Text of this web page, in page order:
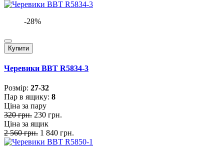
-28%
Купити
Черевики BBT R5834-3
Розмiр: 27-32
Пар в ящику: 8
Ціна за пару
320 грн. 230 грн.
Ціна за ящик
2 560 грн. 1 840 грн.